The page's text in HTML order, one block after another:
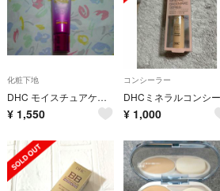
化粧下地
DHC モイスチュアケア クリア カラーベース アプリコット 化粧下地
¥ 1,550
コンシーラー
¥ 1,000